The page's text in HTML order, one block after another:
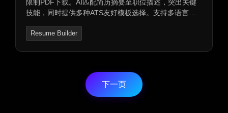
限制PDF下载。AI匹配简历摘要至职位描述，突出关键
技能，同时提供多种ATS友好模板选择。支持多语言，
力的利器。
Resume Builder
下一页